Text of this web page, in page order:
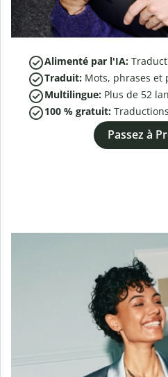
Alimenté par l'IA:
Traduit: Mots, phrases et
Multilingue: Plus de 52
100 % gratuit:
Passez à